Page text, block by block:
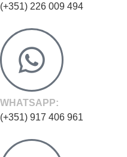
(+351) 226 009 494
WHATSAPP:
(+351) 917 406 961